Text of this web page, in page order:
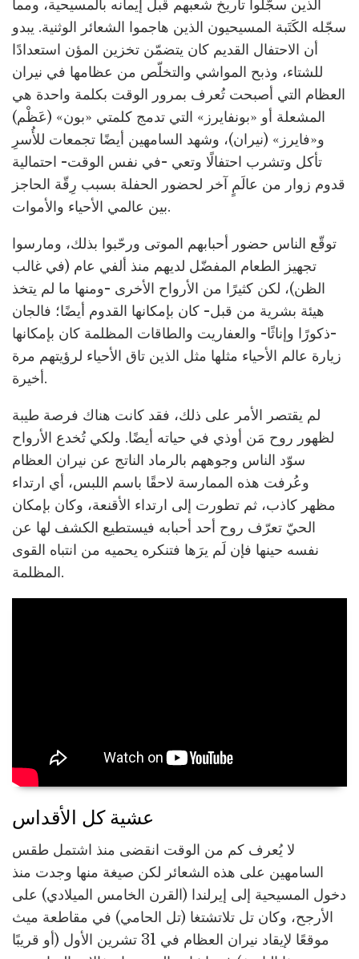
الذين سجّلوا تاريخ شعبهم قبل إيمانه بالمسيحية، ومما
سجّله الكَتَبة المسيحيون الذين هاجموا الشعائر الوثنية. يبدو
أن الاحتفال القديم كان يتضمّن تخزين المؤن استعدادًا
للشتاء، وذبح المواشي والتخلّص من عظامها في نيران
العظام التي أصبحت تُعرف بمرور الوقت بكلمة واحدة هي
المشعلة أو «بونفايرز» التي تدمج كلمتي «بون» (عَظْم)
و«فايرز» (نيران)، وشهد السامهين أيضًا تجمعات للأُسرِ
تأكل وتشرب احتفالًا وتعي -في نفس الوقت- احتمالية
قدوم زوار من عالَمٍ آخر لحضور الحفلة بسبب رِقّة الحاجز
بين عالمي الأحياء والأموات.
توقّع الناس حضور أحبابهم الموتى ورحّبوا بذلك، ومارسوا
تجهيز الطعام المفضّل لديهم منذ ألفي عام (في غالب
الظن)، لكن كثيرًا من الأرواح الأخرى -ومنها ما لم يتخذ
هيئة بشرية من قبل- كان بإمكانها القدوم أيضًا؛ فالجان
-ذكورًا وإناثًا- والعفاريت والطاقات المظلمة كان بإمكانها
زيارة عالم الأحياء مثلها مثل الذين تاق الأحياء لرؤيتهم مرة
أخيرة.
لم يقتصر الأمر على ذلك، فقد كانت هناك فرصة طيبة
لظهور روح مَن أوذي في حياته أيضًا. ولكي تُخدع الأرواح
سوّد الناس وجوههم بالرماد الناتج عن نيران العظام
وعُرفت هذه الممارسة لاحقًا باسم اللبس، أي ارتداء
مظهر كاذب، ثم تطورت إلى ارتداء الأقنعة، وكان بإمكان
الحيّ تعرّف روح أحد أحبابه فيستطيع الكشف لها عن
نفسه حينها فإن لَم يرَها فتنكره يحميه من انتباه القوى
المظلمة.
عشية كل الأقداس
لا يُعرف كم من الوقت انقضى منذ اشتمل طقس
السامهين على هذه الشعائر لكن صيغة منها وجدت منذ
دخول المسيحية إلى إيرلندا (القرن الخامس الميلادي) على
الأرجح، وكان تل تلاتشتغا (تل الحامي) في مقاطعة ميث
موقعًا لإيقاد نيران العظام في 31 تشرين الأول (أو قريبًا